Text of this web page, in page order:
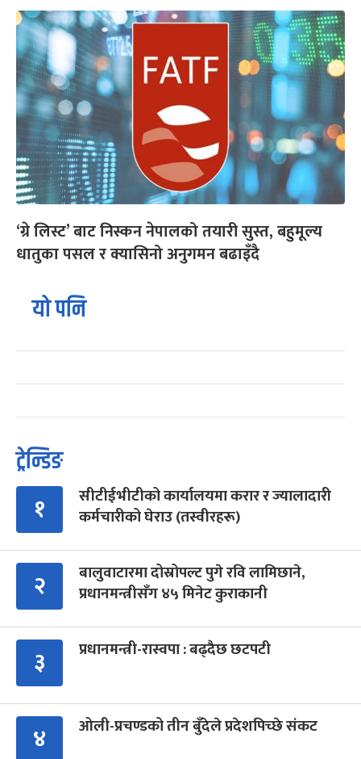
‘ग्रे लिस्ट’ बाट निस्कन नेपालको तयारी सुस्त, बहुमूल्य
धातुका पसल र क्यासिनो अनुगमन बढाइँदै
यो पनि
ट्रेन्डिङ
१
सीटीईभीटीको कार्यालयमा करार र ज्यालादारी
कर्मचारीको घेराउ (तस्वीरहरू)
२
बालुवाटारमा दोस्रोपल्ट पुगे रवि लामिछाने,
प्रधानमन्त्रीसँग ४५ मिनेट कुराकानी
३ प्रधानमन्त्री-रास्वपा : बढ्दैछ छटपटी
४ ओली-प्रचण्डको तीन बुँदेले प्रदेशपिच्छे संकट